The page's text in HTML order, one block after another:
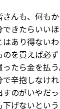
さんも、何も
できたらいい
あり得ないわ
を買えば必
ったら金を払
辛抱しなけ
すのがいやだ
下げないとい